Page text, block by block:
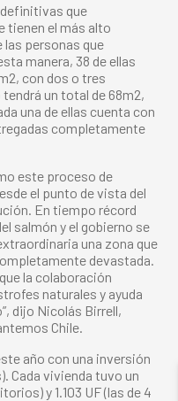
que
tienen el más alto
las personas que
manera, 38 de ellas
con dos o tres
un total de 68m2,
una de ellas cuenta con
completamente
este proceso de
el punto de vista del
En tiempo récord
salmón y el gobierno se
una zona que
devastada.
la colaboración
naturales y ayuda
dijo Nicolás Birrell,
Chile.
año con una inversión
Cada vivienda tuvo un
y 1.103 UF (las de 4